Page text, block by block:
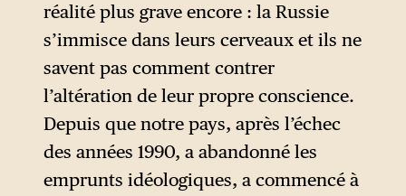
réalité plus grave encore : la Russie
s’immisce dans leurs cerveaux et ils ne
savent pas comment contrer
l’altération de leur propre conscience.
Depuis que notre pays, après l’échec
des années 1990, a abandonné les
emprunts idéologiques, a commencé à